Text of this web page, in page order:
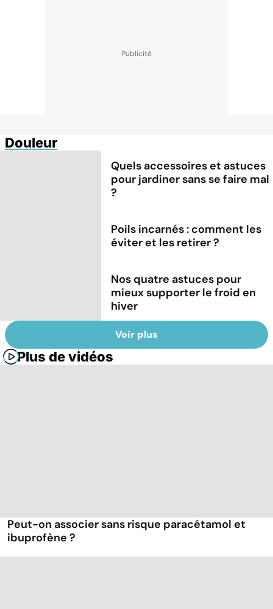
Douleur
Quels accessoires et astuces
pour jardiner sans se faire mal
?
Poils incarnés : comment les
éviter et les retirer ?
Nos quatre astuces pour
mieux supporter le froid en
hiver
Voir plus
Plus de vidéos
Peut-on associer sans risque paracétamol et
ibuprofène ?